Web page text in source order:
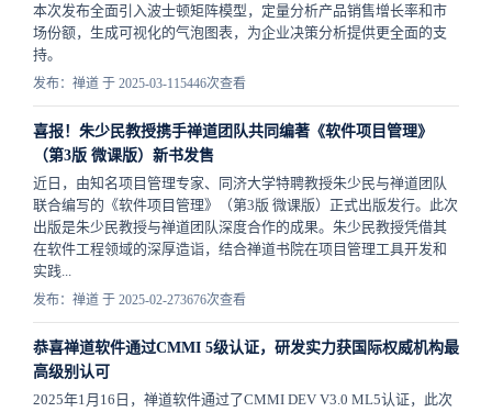
本次发布全面引入波士顿矩阵模型，定量分析产品销售增长率和市
场份额，生成可视化的气泡图表，为企业决策分析提供更全面的支
持。
发布：禅道 于 2025-03-115446次查看
喜报！朱少民教授携手禅道团队共同编著《软件项目管理》
（第3版 微课版）新书发售
近日，由知名项目管理专家、同济大学特聘教授朱少民与禅道团队
联合编写的《软件项目管理》（第3版 微课版）正式出版发行。此次
出版是朱少民教授与禅道团队深度合作的成果。朱少民教授凭借其
在软件工程领域的深厚造诣，结合禅道书院在项目管理工具开发和
实践...
发布：禅道 于 2025-02-273676次查看
恭喜禅道软件通过CMMI 5级认证，研发实力获国际权威机构最
高级别认可
2025年1月16日，禅道软件通过了CMMI DEV V3.0 ML5认证，此次